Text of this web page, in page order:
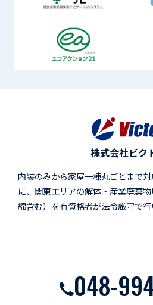
株式会社ビク
内装のみから家屋一棟丸ごとまで
に、関東エリアの解体・産業廃棄
綿含む）を有資格者が法令厳守で行
048-